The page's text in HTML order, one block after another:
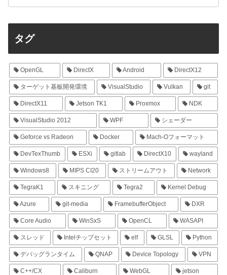
タグ
OpenGL DirectX Android DirectX12
ターゲット基板開発環境 VisualStudio Vulkan git
DirectX11 Jetson TK1 Proxmox NDK
VisualStudio 2012 WPF シェーダー
Geforce vs Radeon Docker Mach-Oフォーマット
DevTexThumb ESXi gitlab DirectX10 wayland
Windows8 MIPS CI20 ストリームアウト Network
TegraK1 スキニング Tegra2 Kernel Debug
Azure git-media FramebufferObject DXR
Core Audio WinSxS OpenCL WASAPI
スレッド Intelチップセット elf GLSL Python
デバッグランタイム QNAP Device Topology VPN
C++/CX Caliburn WebGL jetson